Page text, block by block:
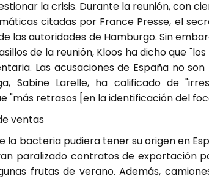
la crisis. Durante la reunión, con
citadas por France Presse, el
las autoridades de Hamburgo. Sin
de la reunión, Kloos ha dicho que
Las acusaciones de España no
Sabine Larelle, ha calificado de
"más retrasos [en la identificación del
ventas
la bacteria pudiera tener su origen en
paralizado contratos de exportación
frutas de verano. Además,